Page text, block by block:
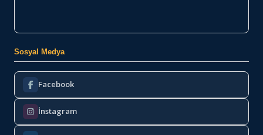
Sosyal Medya
Facebook
İnstagram